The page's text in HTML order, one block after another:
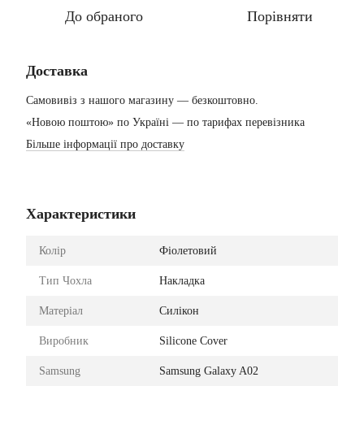
До обраного Порівняти
Доставка
Самовивіз з нашого магазину — безкоштовно.
«Новою поштою» по Україні — по тарифах перевізника
Більше інформації про доставку
Характеристики
Колір Фіолетовий
Тип Чохла Накладка
Матеріал Силікон
Виробник Silicone Cover
Samsung Samsung Galaxy A02